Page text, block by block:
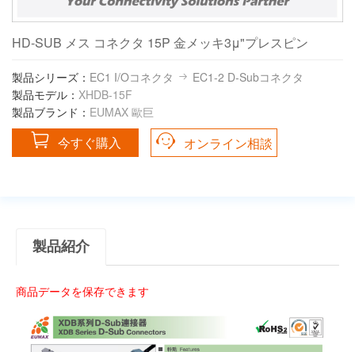
HD-SUB メス コネクタ 15P 金メッキ3μ"プレスピン
製品シリーズ： EC1 I/Oコネクタ
EC1-2 D-Subコネクタ
製品モデル： XHDB-15F
製品ブランド： EUMAX 歐巨
今すぐ購入 オンライン相談
製品紹介
商品データを保存できます